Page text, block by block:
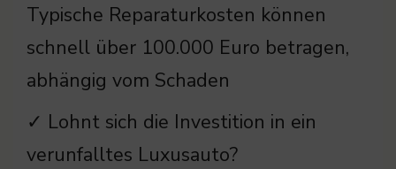
Typische Reparaturkosten können
schnell über 100.000 Euro betragen,
abhängig vom Schaden
✓ Lohnt sich die Investition in ein
verunfalltes Luxusauto?